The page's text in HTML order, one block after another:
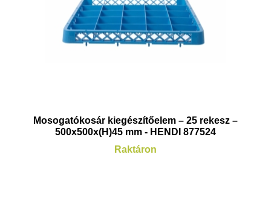
Mosogatókosár kiegészítőelem – 25 rekesz –
500x500x(H)45 mm - HENDI 877524
Raktáron